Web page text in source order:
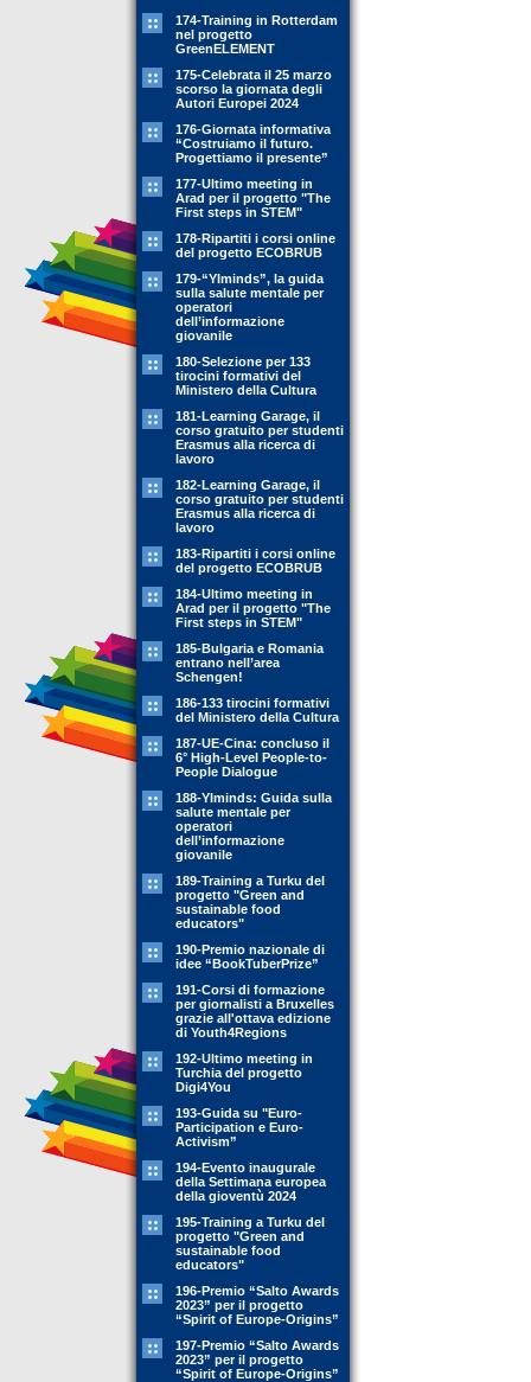
174-Training in Rotterdam
nel progetto
GreenELEMENT
175-Celebrata il 25 marzo
scorso la giornata degli
Autori Europei 2024
176-Giornata informativa
“Costruiamo il futuro.
Progettiamo il presente”
177-Ultimo meeting in
Arad per il progetto "The
First steps in STEM"
178-Ripartiti i corsi online
del progetto ECOBRUB
179-“YIminds”, la guida
sulla salute mentale per
operatori
dell’informazione
giovanile
180-Selezione per 133
tirocini formativi del
Ministero della Cultura
181-Learning Garage, il
corso gratuito per studenti
Erasmus alla ricerca di
lavoro
182-Learning Garage, il
corso gratuito per studenti
Erasmus alla ricerca di
lavoro
183-Ripartiti i corsi online
del progetto ECOBRUB
184-Ultimo meeting in
Arad per il progetto "The
First steps in STEM"
185-Bulgaria e Romania
entrano nell’area
Schengen!
186-133 tirocini formativi
del Ministero della Cultura
187-UE-Cina: concluso il
6° High-Level People-to-
People Dialogue
188-YIminds: Guida sulla
salute mentale per
operatori
dell’informazione
giovanile
189-Training a Turku del
progetto "Green and
sustainable food
educators"
190-Premio nazionale di
idee “BookTuberPrize”
191-Corsi di formazione
per giornalisti a Bruxelles
grazie all'ottava edizione
di Youth4Regions
192-Ultimo meeting in
Turchia del progetto
Digi4You
193-Guida su "Euro-
Participation e Euro-
Activism”
194-Evento inaugurale
della Settimana europea
della gioventù 2024
195-Training a Turku del
progetto "Green and
sustainable food
educators"
196-Premio “Salto Awards
2023” per il progetto
“Spirit of Europe-Origins”
197-Premio “Salto Awards
2023” per il progetto
“Spirit of Europe-Origins”